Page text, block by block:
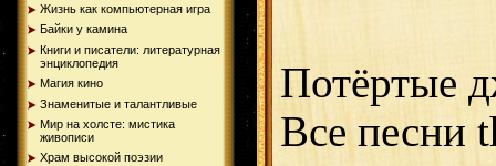
Жизнь как компьютерная игра
Байки у камина
Книги и писатели: литературная
энциклопедия
Магия кино
Знаменитые и талантливые
Мир на холсте: мистика
живописи
Храм высокой поэзии
Потёртые
Все песни